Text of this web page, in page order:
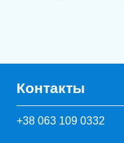
Контакты
+38 063 109 0332